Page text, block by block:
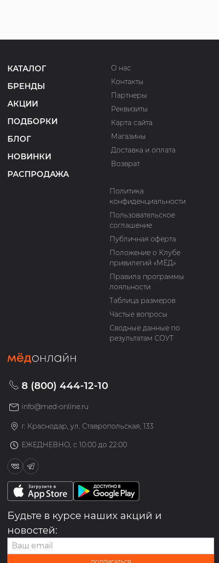
КАТАЛОГ
БРЕНДЫ
АКЦИИ
ПОДБОРКИ
БЛОГ
НОВИНКИ
РАСПРОДАЖА
О нас
Контакты
Партнеры
Реквизиты
Карта сайта
Магазины
Доставка и оплата
Возврат
Политика
конфиденциальности
Пользовательское
соглашение
Публичная оферта
Положение о Клубе
привилегий «МЁД»
Правила программы
лояльности
Таблица размеров
Частые вопросы
Сводные данные по
результатам СОУТ
8 (800) 444-12-10
info@med-online.ru
г. Краснодар, ул. Ставропольская, 133
ЕЖЕДНЕВНО, с 10:00 до 22:00
Будьте в курсе наших акций и
новостей: